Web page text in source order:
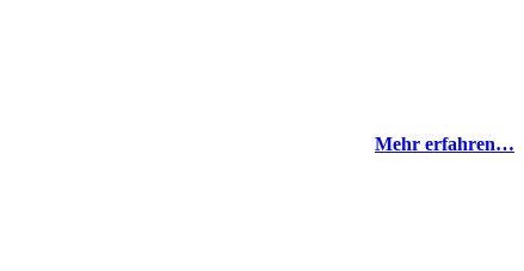
Mehr erfahren…